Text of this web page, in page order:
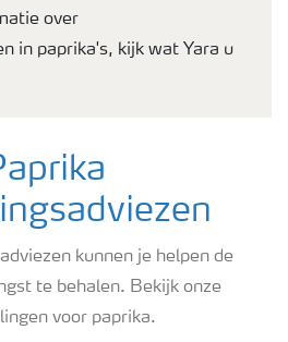
over
in paprika's, kijk wat Yara u
kunnen je helpen de
te behalen. Bekijk onze
voor paprika.